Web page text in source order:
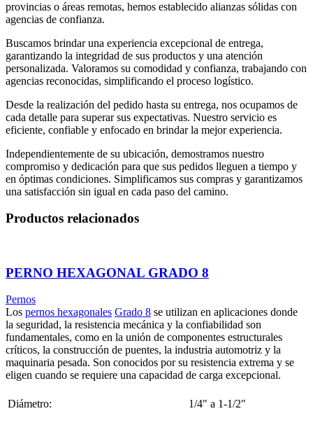
provincias o áreas remotas, hemos establecido alianzas sólidas con
agencias de confianza.
Buscamos brindar una experiencia excepcional de entrega,
garantizando la integridad de sus productos y una atención
personalizada. Valoramos su comodidad y confianza, trabajando con
agencias reconocidas, simplificando el proceso logístico.
Desde la realización del pedido hasta su entrega, nos ocupamos de
cada detalle para superar sus expectativas. Nuestro servicio es
eficiente, confiable y enfocado en brindar la mejor experiencia.
Independientemente de su ubicación, demostramos nuestro
compromiso y dedicación para que sus pedidos lleguen a tiempo y
en óptimas condiciones. Simplificamos sus compras y garantizamos
una satisfacción sin igual en cada paso del camino.
Productos relacionados
PERNO HEXAGONAL GRADO 8
Pernos
Los pernos hexagonales Grado 8 se utilizan en aplicaciones donde
la seguridad, la resistencia mecánica y la confiabilidad son
fundamentales, como en la unión de componentes estructurales
críticos, la construcción de puentes, la industria automotriz y la
maquinaria pesada. Son conocidos por su resistencia extrema y se
eligen cuando se requiere una capacidad de carga excepcional.
Diámetro: 1/4" a 1-1/2"